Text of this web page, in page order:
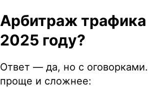
Арбитраж трафика
2025 году?
Ответ — да, но с
проще и сложнее: